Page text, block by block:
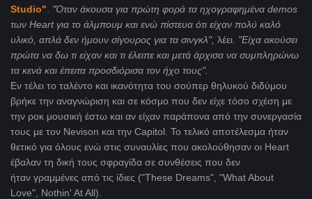
Studio"
"Όταν άκουσα για πρώτη φορά τα ηχογραφημένα demos
των Heart για το άλμπουμ και ενώ πίστευα ότι είχαν πολύ καλό
υλικό, απλά δεν ήμουν σίγουρος για τα σινγκλ", λέει. "Είχα ακούσει
πρώτα να δω τι είχαν και τι έλειπε και μετά άρχισα να συμπληρώνω
τα κενά και έπειτα προσδιόρισα τον ήχο τους".
Εν τέλει το ταλέντο και ικανότητα του σούπερ θηλυκού διδύμου
βρήκε την αναγνώριση και σε κόσμο που δεν είχε τόσο σχέση με
την ροκ μουσική έστω και αν είχαν παράπονα από την συνεργασία
τους με τον Nevison και την Capitol. Το τελικό αποτέλεσμα ήταν
θετικό για όλους ενώ στις συναυλίες που ακολούθησαν οι Heart
έβαλαν τη δική τους σφραγίδα σε συνθέσεις που δεν
ήταν γραμμένες από τις ίδιες ("These Dreams", "What About
Love", Nothin' At All).